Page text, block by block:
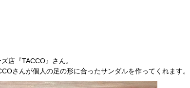
店『TACCO』さん。
さんが個人の足の形に合ったサンダルを作ってくれます。